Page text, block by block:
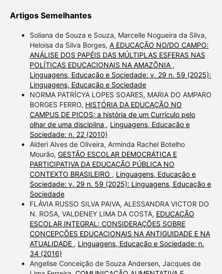
Artigos Semelhantes
Soliana de Souza e Souza, Marcelle Nogueira da Silva,
Heloisa da Silva Borges, A EDUCAÇÃO NO/DO CAMPO:
ANÁLISE DOS PAPÉIS DAS MÚLTIPLAS ESFERAS NAS
POLÍTICAS EDUCACIONAIS NA AMAZÔNIA ,
Linguagens, Educação e Sociedade: v. 29 n. 59 (2025):
Linguagens, Educação e Sociedade
NORMA PATRÍCYA LOPES SOARES, MARIA DO AMPARO
BORGES FERRO, HISTÓRIA DA EDUCAÇÃO NO
CAMPUS DE PICOS: a história de um Currículo pelo
olhar de uma disciplina , Linguagens, Educação e
Sociedade: n. 22 (2010)
Alderi Alves de Oliveira, Arminda Rachel Botelho
Mourão, GESTÃO ESCOLAR DEMOCRÁTICA E
PARTICIPATIVA DA EDUCAÇÃO PÚBLICA NO
CONTEXTO BRASILEIRO , Linguagens, Educação e
Sociedade: v. 29 n. 59 (2025): Linguagens, Educação e
Sociedade
FLÁVIA RUSSO SILVA PAIVA, ALESSANDRA VICTOR DO
N. ROSA, VALDENEY LIMA DA COSTA, EDUCAÇÃO
ESCOLAR INTEGRAL: CONSIDERAÇÕES SOBRE
CONCEPÇÕES EDUCACIONAIS NA ANTIGUIDADE E NA
ATUALIDADE , Linguagens, Educação e Sociedade: n.
34 (2016)
Angelise Conceição de Souza Andersen, Jacques de